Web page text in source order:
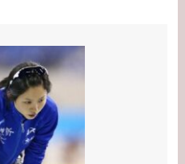
【学歴】渡邊渚の出身
大学・高校のエピソー
ドまとめ！病気
（PTSD）の原因は？
【学歴】大谷翔平の出